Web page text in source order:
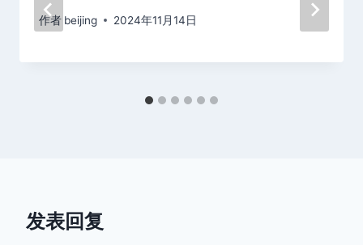
作者 beijing 2024年11月14日
发表回复